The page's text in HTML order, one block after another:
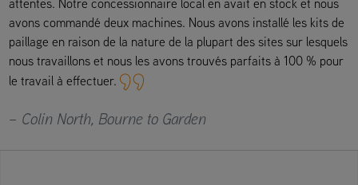
avons commandé deux machines. Nous avons installé les kits de
paillage en raison de la nature de la plupart des sites sur lesquels
nous travaillons et nous les avons trouvés parfaits à 100 % pour
le travail à effectuer.
– Colin North, Bourne to Garden